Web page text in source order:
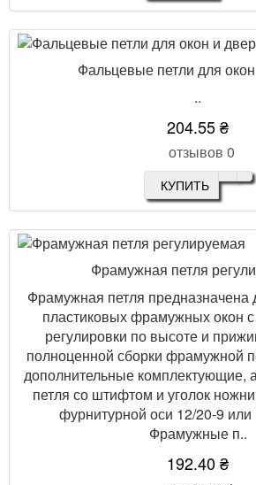
Фальцевые петли для
..
204.55 ₴
отзывов 0
КУПИТЬ
Фрамужная петля
Фрамужная петля предназначена
пластиковых фрамужных окон
регулировки по высоте и
полноценной сборки фрамужной
дополнительные комплектующие,
петля со штифтом и уголок
фурнитурной оси 12/20-9
Фрамужные п..
192.40 ₴